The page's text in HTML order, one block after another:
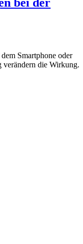
Smartphone oder
die Wirkung.